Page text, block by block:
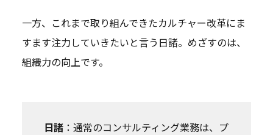
一方、これまで取り組んできたカルチャー改革にま
すます注力していきたいと言う日諸。めざすのは、
組織力の向上です。
日諸：通常のコンサルティング業務は、プ